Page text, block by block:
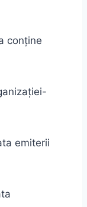
conţine
emiterii